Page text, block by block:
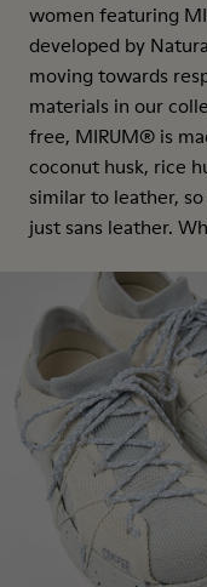
women featuring
developed by
moving towards
materials in our
free, MIRUM® is
coconut husk, rice
similar to leather,
just sans leather.